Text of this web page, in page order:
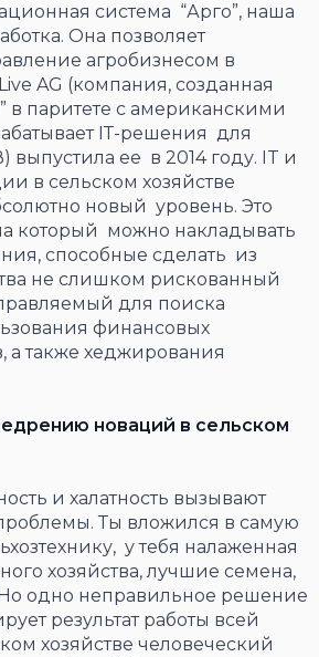
система “Арго”, наша
Она позволяет
агробизнесом в
AG (компания, созданная
в паритете с американскими
ІТ-решения для
выпустила ее в 2014 году. IT и
в сельском хозяйстве
новый уровень. Это
на который можно накладывать
способные сделать из
не слишком рискованный
для поиска
финансовых
а также хеджирования
новаций в сельском
и халатность вызывают
Ты вложился в самую
у тебя налаженная
хозяйства, лучшие семена,
одно неправильное решение
результат работы всей
хозяйстве человеческий